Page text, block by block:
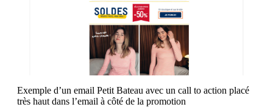
Exemple d’un email Petit Bateau avec un call to action placé
très haut dans l’email à côté de la promotion